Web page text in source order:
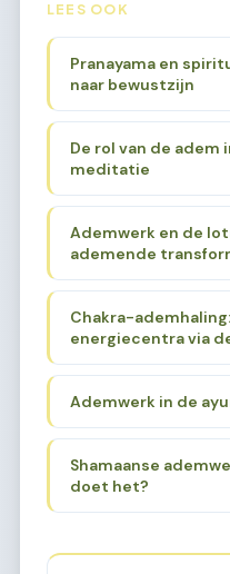
LEES OOK
Pranayama en
naar bewustzijn
De rol van de
meditatie
Ademwerk en de
ademende
Chakra-
energiecentra via
Ademwerk in de
Shamaanse
doet het?